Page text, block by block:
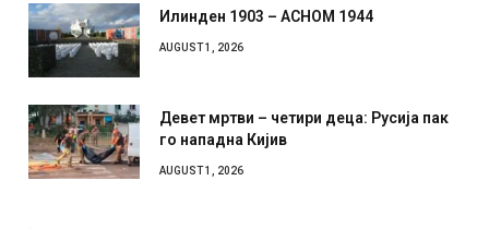
Илинден 1903 – АСНОМ 1944
AUGUST 1, 2026
Девет мртви – четири деца: Русија пак
го нападна Кијив
AUGUST 1, 2026